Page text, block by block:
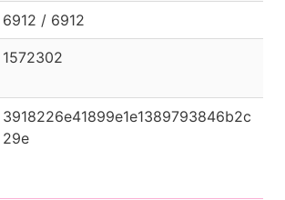
6912 / 6912
1572302
3918226e41899e1e1389793846b2c
29e